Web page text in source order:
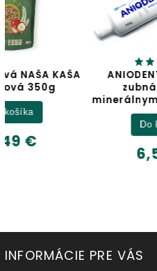
ANIODENT aniónová
zubná pasta s
minerálnymi soľami 165g
INFORMÁCIE PRE VÁS